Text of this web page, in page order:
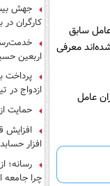
سابق
معرفی
عامل
کارگران در
اربعین
ازدواج در
کارگران
حمایت
افزایش
افزار
رسانه؛
چرا جامعه